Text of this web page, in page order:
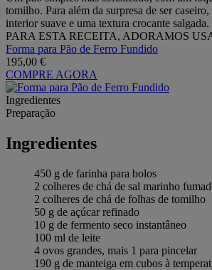
tomilho. Para além da surpresa de ser
interior suave e uma textura crocante salgada.
PARA ESTA RECEITA, ADORAMOS
Forma para Pão de Ferro Fundido
195,00 €
COMPRE AGORA
Ingredientes
Preparação
Ingredientes
450 g de farinha para bolos
2 colheres de chá de sal marinho
2 colheres de chá de folhas de tomilho
50 g de açúcar refinado
10 g de fermento seco instantâneo
100 ml de leite
4 ovos grandes, mais 1 para pincelar
190 g de manteiga em cubos à